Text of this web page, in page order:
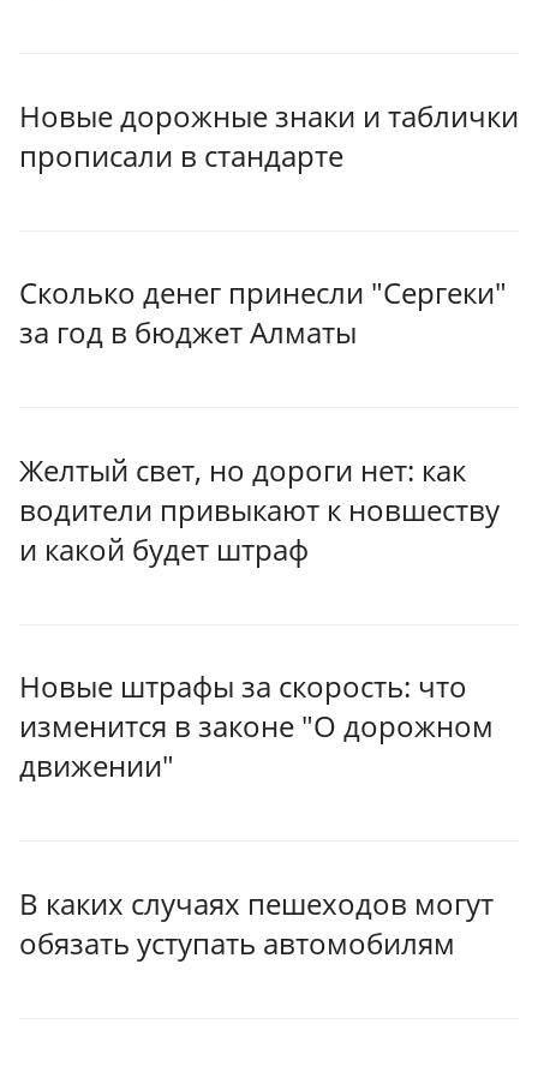
Новые дорожные знаки и таблички
прописали в стандарте
Сколько денег принесли "Сергеки"
за год в бюджет Алматы
Желтый свет, но дороги нет: как
водители привыкают к новшеству
и какой будет штраф
Новые штрафы за скорость: что
изменится в законе "О дорожном
движении"
В каких случаях пешеходов могут
обязать уступать автомобилям